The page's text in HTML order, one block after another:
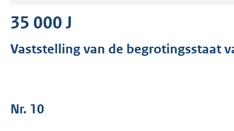
a
35 000 J
Vaststelling van de begrotingsstaat
Nr. 10